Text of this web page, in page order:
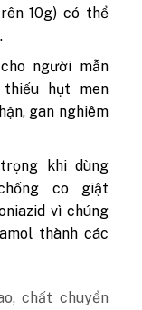
10g) có thể
người mẫn
hụt men
gan nghiêm
khi dùng
co giật
vì chúng
thành các
chất chuyển